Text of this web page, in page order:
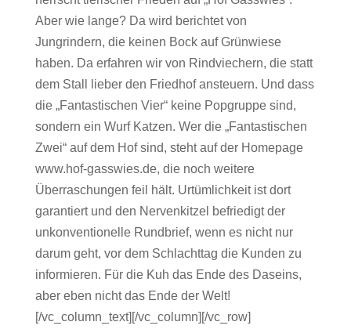
Aber wie lange? Da wird berichtet von
Jungrindern, die keinen Bock auf Grünwiese
haben. Da erfahren wir von Rindviechern, die statt
dem Stall lieber den Friedhof ansteuern. Und dass
die „Fantastischen Vier“ keine Popgruppe sind,
sondern ein Wurf Katzen. Wer die „Fantastischen
Zwei“ auf dem Hof sind, steht auf der Homepage
www.hof-gasswies.de, die noch weitere
Überraschungen feil hält. Urtümlichkeit ist dort
garantiert und den Nervenkitzel befriedigt der
unkonventionelle Rundbrief, wenn es nicht nur
darum geht, vor dem Schlachttag die Kunden zu
informieren. Für die Kuh das Ende des Daseins,
aber eben nicht das Ende der Welt!
[/vc_column_text][/vc_column][/vc_row]